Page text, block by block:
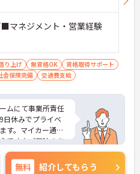
マネジメント・営業経験
り上げ 無資格OK
資格取得サポート
会保険完備 交通費支給
ムにて事業所責任
休みでプライベ
す。マイカー通勤
です♪ご興味のあ
、さらに詳細をご
ださい！
無料 紹介してもらう